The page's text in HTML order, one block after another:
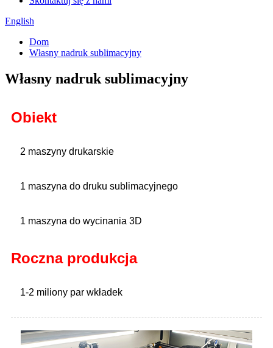
English
Dom
Własny nadruk sublimacyjny
Własny nadruk sublimacyjny
Obiekt
2 maszyny drukarskie
1 maszyna do druku sublimacyjnego
1 maszyna do wycinania 3D
Roczna produkcja
1-2 miliony par wkładek